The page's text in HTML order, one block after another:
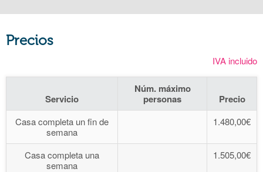
Precios
IVA incluido
Servicio
Núm. máximo
personas
Precio
Casa completa un fin de
semana
1.480,00€
Casa completa una
semana
1.505,00€